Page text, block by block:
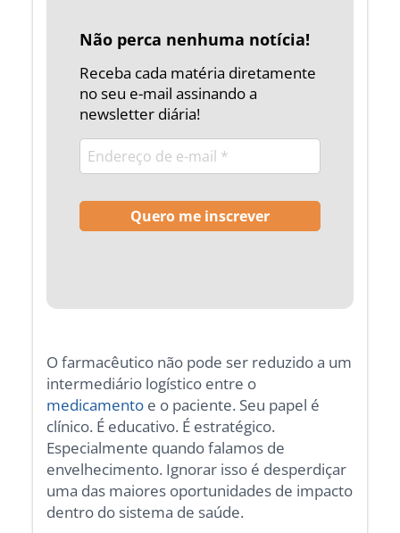
Não perca nenhuma notícia!
Receba cada matéria diretamente
no seu e-mail assinando a
newsletter diária!
O farmacêutico não pode ser reduzido a um
intermediário logístico entre o
medicamento e o paciente. Seu papel é
clínico. É educativo. É estratégico.
Especialmente quando falamos de
envelhecimento. Ignorar isso é desperdiçar
uma das maiores oportunidades de impacto
dentro do sistema de saúde.